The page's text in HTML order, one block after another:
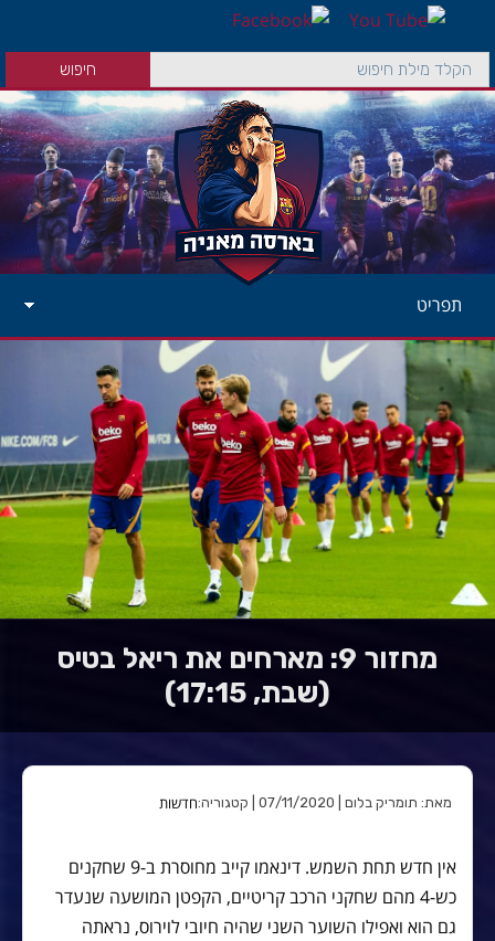
תפריט
מחזור 9: מארחים את ריאל בטיס
(שבת, 17:15)
מאת: תומריק בלום | 07/11/2020 | קטגוריה: חדשות
אין חדש תחת השמש. דינאמו קייב מחוסרת ב-9 שחקנים
כש-4 מהם שחקני הרכב קריטיים, הקפטן המושעה שנעדר
גם הוא ואפילו השוער השני שהיה חיובי לוירוס, נראתה